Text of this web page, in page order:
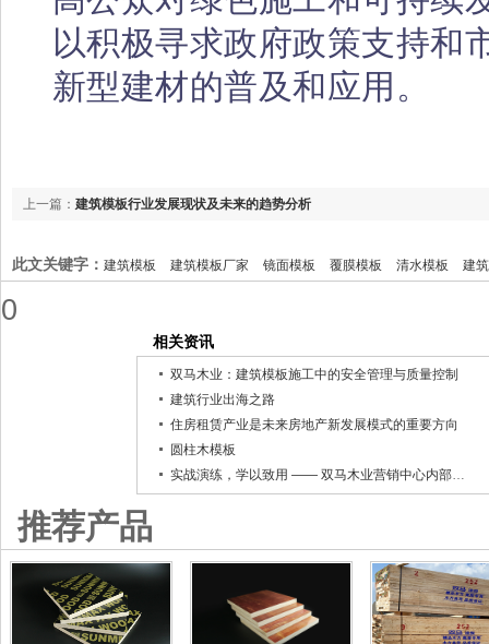
以积极寻求政府政策支持和
新型建材的普及和应用。
上一篇： 建筑模板行业发展现状及未来的趋势分析
此文关键字： 建筑模板 建筑模板厂家 镜面模板 覆膜模板 清水模板 建
0
相关资讯
双马木业：建筑模板施工中的安全管理与质量控制
建筑行业出海之路
住房租赁产业是未来房地产新发展模式的重要方向
圆柱木模板
实战演练，学以致用 —— 双马木业营销中心内部培训
推荐产品